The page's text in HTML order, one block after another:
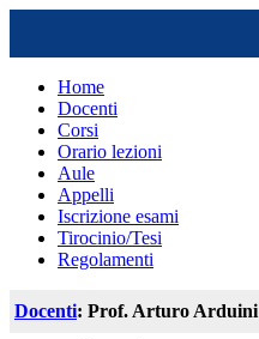
Home
Docenti
Corsi
Orario lezioni
Aule
Appelli
Iscrizione esami
Tirocinio/Tesi
Regolamenti
Docenti: Prof. Arturo Arduini